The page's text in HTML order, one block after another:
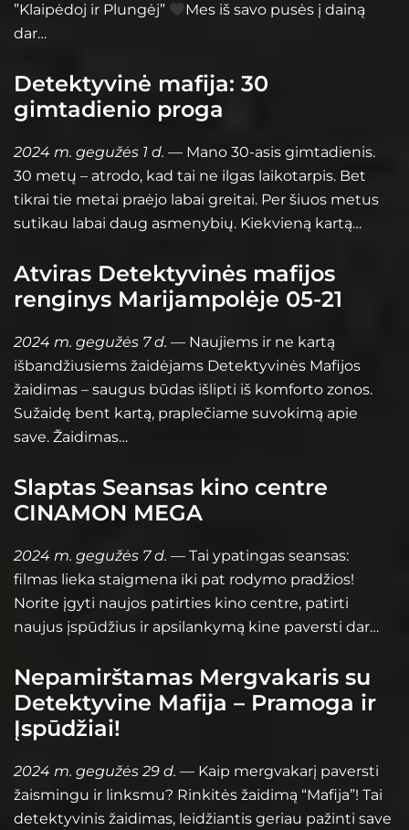
”Klaipėdoj ir Plungėj”
Mes iš savo pusės į dainą
dar…
Detektyvinė mafija: 30
gimtadienio proga
2024 m. gegužės 1 d. — Mano 30-asis gimtadienis.
30 metų – atrodo, kad tai ne ilgas laikotarpis. Bet
tikrai tie metai praėjo labai greitai. Per šiuos metus
sutikau labai daug asmenybių. Kiekvieną kartą…
Atviras Detektyvinės mafijos
renginys Marijampolėje 05-21
2024 m. gegužės 7 d. — Naujiems ir ne kartą
išbandžiusiems žaidėjams Detektyvinės Mafijos
žaidimas – saugus būdas išlipti iš komforto zonos.
Sužaidę bent kartą, praplečiame suvokimą apie
save. Žaidimas…
Slaptas Seansas kino centre
CINAMON MEGA
2024 m. gegužės 7 d. — Tai ypatingas seansas:
filmas lieka staigmena iki pat rodymo pradžios!
Norite įgyti naujos patirties kino centre, patirti
naujus įspūdžius ir apsilankymą kine paversti dar…
Nepamirštamas Mergvakaris su
Detektyvine Mafija – Pramoga ir
Įspūdžiai!
2024 m. gegužės 29 d. — Kaip mergvakarį paversti
žaismingu ir linksmu? Rinkitės žaidimą “Mafija”! Tai
detektyvinis žaidimas, leidžiantis geriau pažinti save